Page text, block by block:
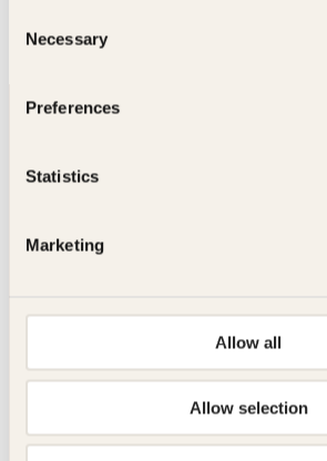
Selection
Necessary
Preferences
Statistics
Marketing
Allow all
Allow selection
Kontakt oss
kundeservice@kagge.no
23 11 82 80